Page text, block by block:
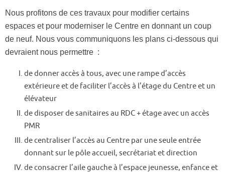
Nous profitons de ces travaux pour modifier certains
espaces et pour moderniser le Centre en donnant un coup
de neuf. Nous vous communiquons les plans ci-dessous qui
devraient nous permettre :
de donner accès à tous, avec une rampe d’accès
extérieure et de faciliter l’accès à l’étage du Centre et un
élévateur
de disposer de sanitaires au RDC + étage avec un accès
PMR
de centraliser l’accès au Centre par une seule entrée
donnant sur le pôle accueil, secrétariat et direction
de consacrer l’aile gauche à l’espace jeunesse, enfance et